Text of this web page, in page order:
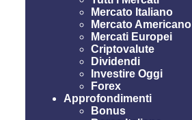
Mercato Italiano
Mercato Americano
Mercati Europei
Criptovalute
Dividendi
Investire Oggi
Forex
Approfondimenti
Bonus